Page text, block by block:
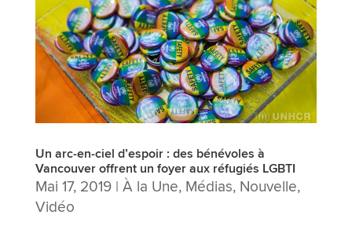
Un arc-en-ciel d’espoir : des bénévoles à
Vancouver offrent un foyer aux réfugiés LGBTI
Mai 17, 2019| À la Une, Médias, Nouvelle,
Vidéo